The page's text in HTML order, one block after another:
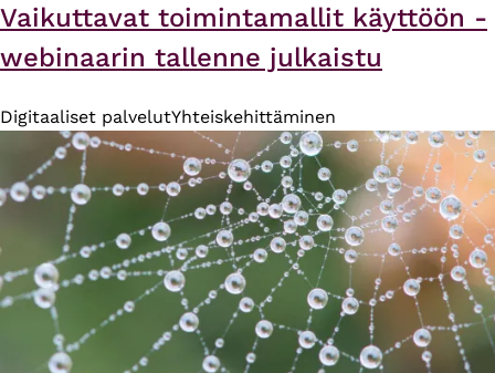
Vaikuttavat toimintamallit käyttöön -
webinaarin tallenne julkaistu
Digitaaliset palvelutYhteiskehittäminen